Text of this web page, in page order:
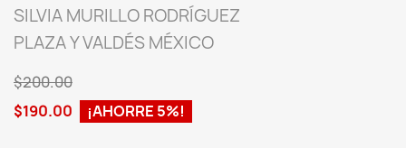
SILVIA MURILLO RODRÍGUEZ
PLAZA Y VALDÉS MÉXICO
$200.00
$190.00
¡AHORRE 5%!